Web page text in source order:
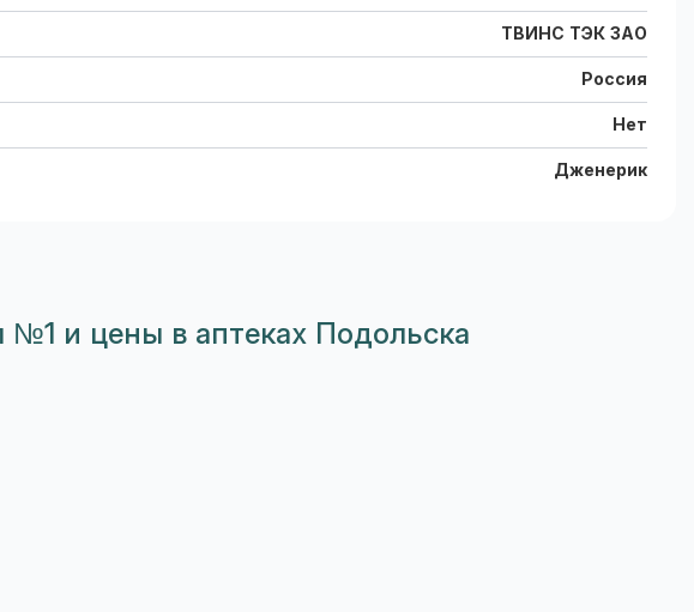
ТВИНС ТЭК ЗАО
Россия
Нет
Дженерик
№1 и цены в аптеках Подольска